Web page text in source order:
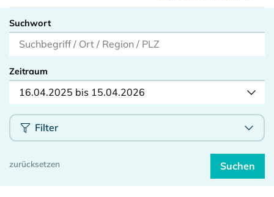
Suchwort
Zeitraum
16.04.2025 bis 15.04.2026
Filter